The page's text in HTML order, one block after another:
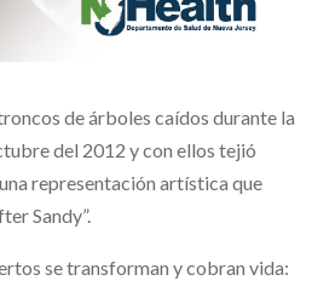
de árboles caídos durante la
del 2012 y con ellos tejió
representación artística que
Sandy”.
se transforman y cobran vida: